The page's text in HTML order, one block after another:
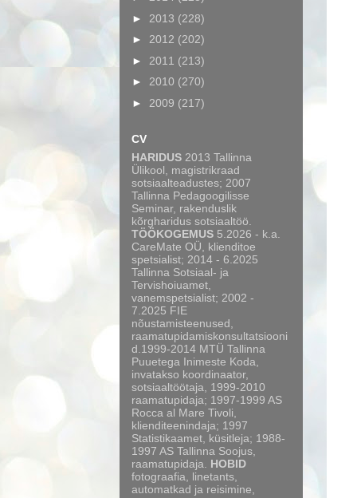
► 2013 (228)
► 2012 (202)
► 2011 (213)
► 2010 (270)
► 2009 (217)
CV
HARIDUS 2013 Tallinna
Ülikool, magistrikraad
sotsiaalteadustes; 2007
Tallinna Pedagoogilisse
Seminar, rakenduslik
kõrgharidus sotsiaaltöö.
TÖÖKOGEMUS 5.2026 - k.a.
CareMate OÜ, klienditoe
spetsialist; 2014 - 6.2025
Tallinna Sotsiaal- ja
Tervishoiuamet,
vanemspetsialist; 2002 -
7.2025 FIE
nõustamisteenused,
raamatupidamiskonsultatsiooni
d.1999-2014 MTÜ Tallinna
Puuetega Inimeste Koda,
invatakso koordinaator,
sotsiaaltöötaja, 1999-2010
raamatupidaja; 1997-1999 AS
Rocca al Mare Tivoli,
klienditeenindaja; 1997
Statistikaamet, küsitleja; 1988-
1997 AS Tallinna Soojus,
raamatupidaja. HOBID
fotograafia, linetants,
automatkad ja reisimine,